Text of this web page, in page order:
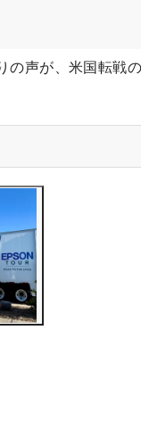
の声が、米国転戦